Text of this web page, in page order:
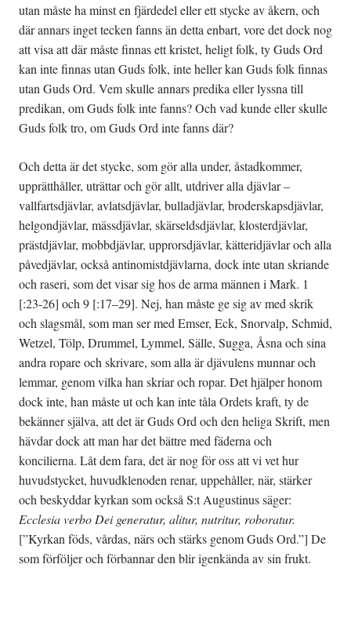
utan måste ha minst en fjärdedel eller ett stycke av åkern, och
där annars inget tecken fanns än detta enbart, vore det dock nog
att visa att där måste finnas ett kristet, heligt folk, ty Guds Ord
kan inte finnas utan Guds folk, inte heller kan Guds folk finnas
utan Guds Ord. Vem skulle annars predika eller lyssna till
predikan, om Guds folk inte fanns? Och vad kunde eller skulle
Guds folk tro, om Guds Ord inte fanns där?
Och detta är det stycke, som gör alla under, åstadkommer,
upprätthåller, uträttar och gör allt, utdriver alla djävlar –
vallfartsdjävlar, avlatsdjävlar, bulladjävlar, broderskapsdjävlar,
helgondjävlar, mässdjävlar, skärseldsdjävlar, klosterdjävlar,
prästdjävlar, mobbdjävlar, upprorsdjävlar, kätteridjävlar och alla
påvedjävlar, också antinomistdjävlarna, dock inte utan skriande
och raseri, som det visar sig hos de arma männen i Mark. 1
[:23-26] och 9 [:17–29]. Nej, han måste ge sig av med skrik
och slagsmål, som man ser med Emser, Eck, Snorvalp, Schmid,
Wetzel, Tölp, Drummel, Lymmel, Sälle, Sugga, Åsna och sina
andra ropare och skrivare, som alla är djävulens munnar och
lemmar, genom vilka han skriar och ropar. Det hjälper honom
dock inte, han måste ut och kan inte tåla Ordets kraft, ty de
bekänner själva, att det är Guds Ord och den heliga Skrift, men
hävdar dock att man har det bättre med fäderna och
koncilierna. Låt dem fara, det är nog för oss att vi vet hur
huvudstycket, huvudklenoden renar, uppehåller, när, stärker
och beskyddar kyrkan som också S:t Augustinus säger:
Ecclesia verbo Dei generatur, alitur, nutritur, roboratur.
[”Kyrkan föds, vårdas, närs och stärks genom Guds Ord.”] De
som förföljer och förbannar den blir igenkända av sin frukt.